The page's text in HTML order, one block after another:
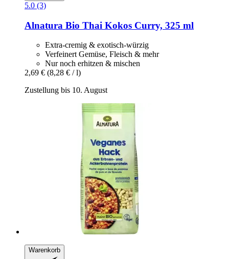
5.0 (3)
Alnatura Bio Thai Kokos Curry, 325 ml
Extra-cremig & exotisch-würzig
Verfeinert Gemüse, Fleisch & mehr
Nur noch erhitzen & mischen
2,69 € (8,28 € / l)
Zustellung bis 10. August
Warenkorb